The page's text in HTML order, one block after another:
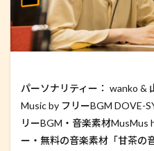
パーソナリティー： wanko &
Music by フリーBGM DOVE-
リーBGM・音楽素材MusMus
ー・無料の音楽素材「甘茶の